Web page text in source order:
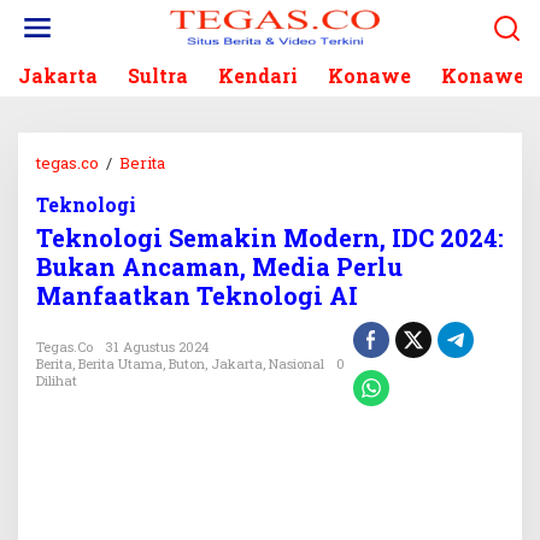
Jakarta Sultra Kendari Konawe Konawe
tegas.co / Berita
n
o
l
o
i
Teknologi
Teknologi Semakin Modern, IDC 2024:
Bukan Ancaman, Media Perlu
Manfaatkan Teknologi AI
Tegas.co
31 Agustus 2024
Berita, Berita Utama, Buton, Jakarta, Nasional
0
Dilihat